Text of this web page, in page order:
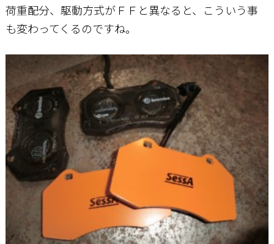
荷重配分、駆動方式がＦＦと異なると、こういう事
も変わってくるのですね。